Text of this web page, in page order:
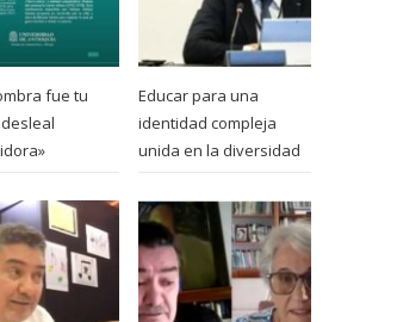
fue tu
Educar para una
identidad compleja
unida en la diversidad